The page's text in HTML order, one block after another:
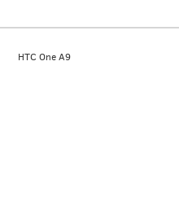
HTC One A9